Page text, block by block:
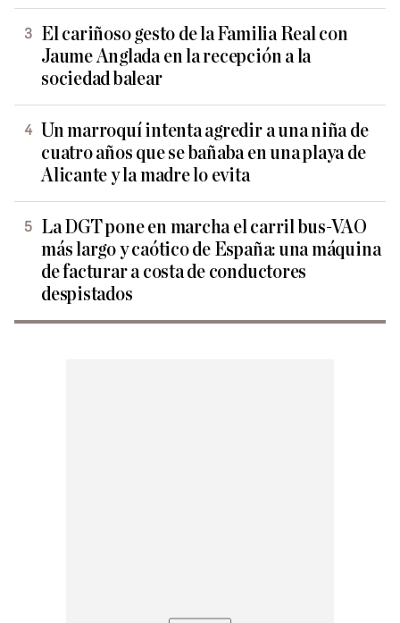
El cariñoso gesto de la Familia Real con
Jaume Anglada en la recepción a la
sociedad balear
Un marroquí intenta agredir a una niña de
cuatro años que se bañaba en una playa de
Alicante y la madre lo evita
La DGT pone en marcha el carril bus-VAO
más largo y caótico de España: una máquina
de facturar a costa de conductores
despistados